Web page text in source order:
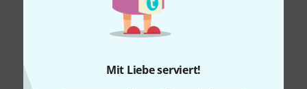
Mit Liebe serviert!